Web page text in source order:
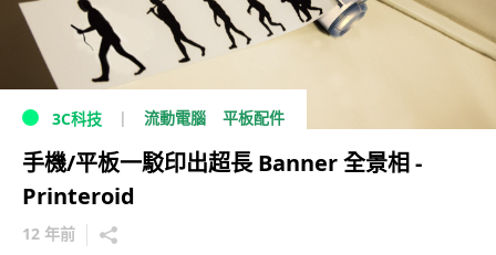
3C科技 流動電腦 平板配件
手機/平板一駁印出超長 Banner 全景相 -
Printeroid
12 年前